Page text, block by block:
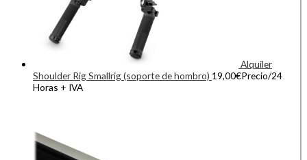
Alquiler
Shoulder Rig Smallrig (soporte de hombro) 19,00€Precio/24
Horas + IVA